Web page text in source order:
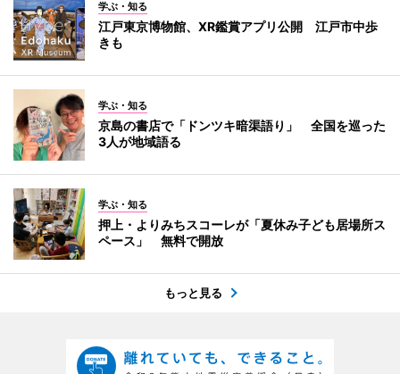
学ぶ・知る
江戸東京博物館、XR鑑賞アプリ公開 江戸市中歩
きも
学ぶ・知る
京島の書店で「ドンツキ暗渠語り」 全国を巡った
3人が地域語る
学ぶ・知る
押上・よりみちスコーレが「夏休み子ども居場所ス
ペース」 無料で開放
もっと見る